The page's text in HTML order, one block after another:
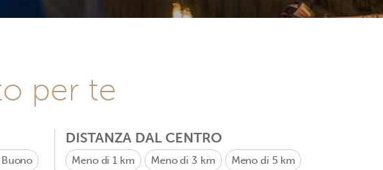
per te
DISTANZA DAL CENTRO
Meno di 1 km Meno di 3 km Meno di 5 km